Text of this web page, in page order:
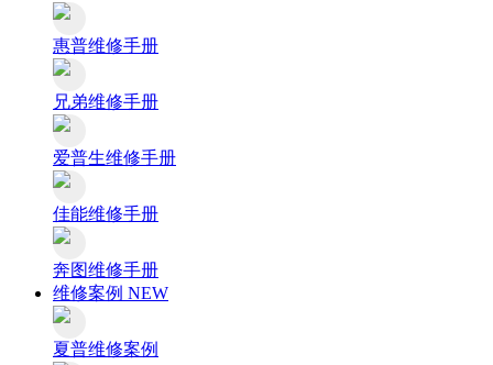
惠普维修手册
兄弟维修手册
爱普生维修手册
佳能维修手册
奔图维修手册
维修案例 NEW
夏普维修案例